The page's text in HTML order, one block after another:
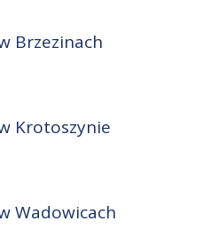
Brzezinach
Krotoszynie
Wadowicach